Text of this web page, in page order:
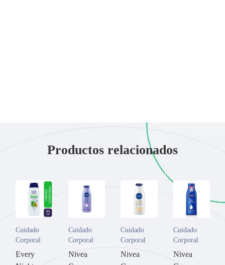
Productos relacionados
Cuidado
Corporal
Every
Cuidado
Corporal
Nivea
Cuidado
Corporal
Nivea
Cuidado
Corporal
Nivea